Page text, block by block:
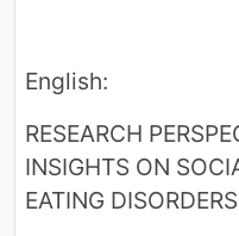
English:
RESEARCH
INSIGHTS ON
EATING